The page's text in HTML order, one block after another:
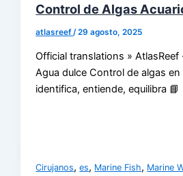
Control de Algas
atlasreef /29 agosto, 2025
Official translations » AtlasReef
Agua dulce Control de algas en
identifica, entiende, equilibra 📘
Cirujanos,es, Marine Fish, Marine